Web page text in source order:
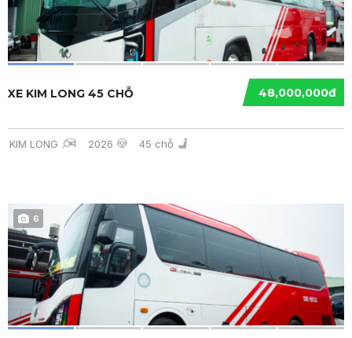
48,000,000đ
XE KIM LONG 45 CHỖ
KIM LONG 2026 45 chỗ
6